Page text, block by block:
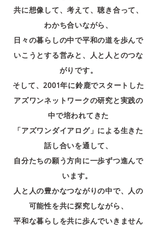
共に想像して、考えて、聴き合って、
わかち合いながら、
日々の暮らしの中で平和の道を歩んで
いこうとする営みと、人と人とのつな
がりです。
そして、2001年に鈴鹿でスタートした
アズワンネットワークの研究と実践の
中で培われてきた
「アズワンダイアログ」による生きた
話し合いを通して、
自分たちの願う方向に一歩ずつ進んで
います。
人と人の豊かなつながりの中で、人の
可能性を共に探究しながら、
平和な暮らしを共に歩んでいきません